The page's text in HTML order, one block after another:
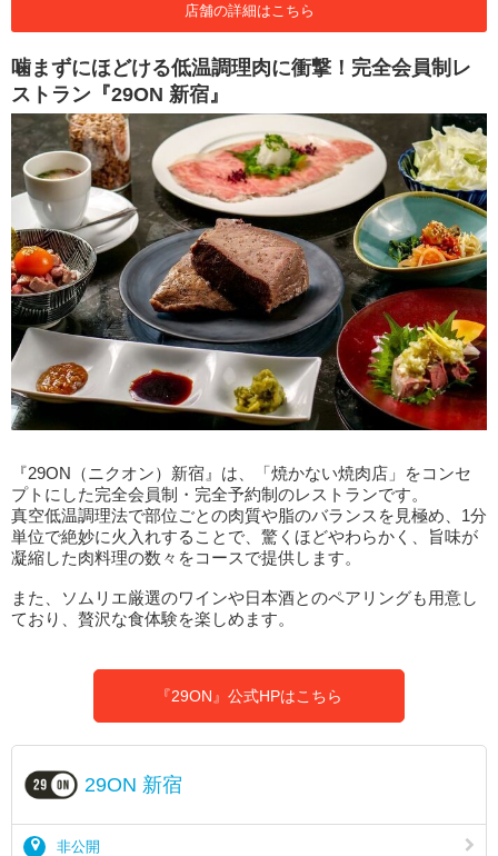
店舗の詳細はこちら
噛まずにほどける低温調理肉に衝撃！完全会員制レ
ストラン『29ON 新宿』
『29ON（ニクオン）新宿』は、「焼かない焼肉店」をコンセ
プトにした完全会員制・完全予約制のレストランです。
真空低温調理法で部位ごとの肉質や脂のバランスを見極め、1分
単位で絶妙に火入れすることで、驚くほどやわらかく、旨味が
凝縮した肉料理の数々をコースで提供します。
また、ソムリエ厳選のワインや日本酒とのペアリングも用意し
ており、贅沢な食体験を楽しめます。
『29ON』公式HPはこちら
29ON 新宿
非公開